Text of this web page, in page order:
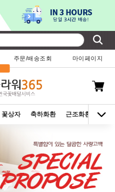
주문/배송조회 마이페이지
꽃상자 축하화환 근조화환 동양